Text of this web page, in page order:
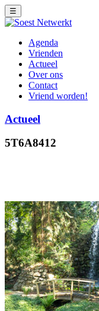
☰
Agenda
Vrienden
Actueel
Over ons
Contact
Vriend worden!
Actueel
5T6A8412